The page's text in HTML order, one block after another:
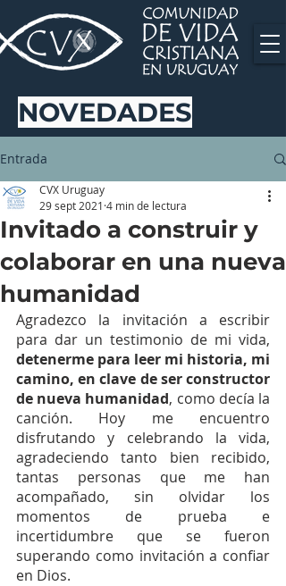
NOVEDADES
Entrada
Invitado a construir y
colaborar en una nueva
humanidad
CVX Uruguay
29 sept 2021 4 min de lectura
Agradezco la invitación a escribir
detenerme para leer mi historia, mi
camino, en clave de ser constructor
de nueva humanidad, como decía la
canción. Hoy me encuentro
disfrutando y celebrando la vida,
agradeciendo tanto bien recibido,
tantas personas que me han
acompañado, sin olvidar los
momentos de prueba e
incertidumbre que se fueron
superando como invitación a confiar
en Dios.